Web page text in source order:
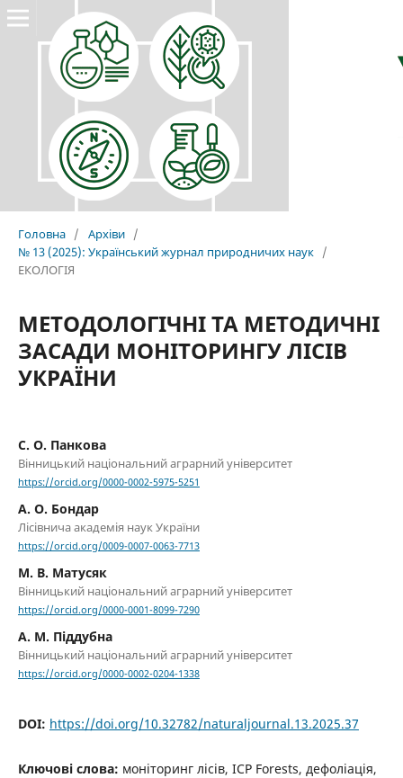
Головна / Архіви /
№ 13 (2025): Український журнал природничих наук /
ЕКОЛОГІЯ
МЕТОДОЛОГІЧНІ ТА МЕТОДИЧНІ
ЗАСАДИ МОНІТОРИНГУ ЛІСІВ
УКРАЇНИ
С. О. Панкова
Вінницький національний аграрний університет
https://orcid.org/0000-0002-5975-5251
А. О. Бондар
Лісівнича академія наук України
https://orcid.org/0009-0007-0063-7713
М. В. Матусяк
Вінницький національний аграрний університет
https://orcid.org/0000-0001-8099-7290
А. М. Піддубна
Вінницький національний аграрний університет
https://orcid.org/0000-0002-0204-1338
DOI: https://doi.org/10.32782/naturaljournal.13.2025.37
Ключові слова: моніторинг лісів, ICP Forests, дефоліація,